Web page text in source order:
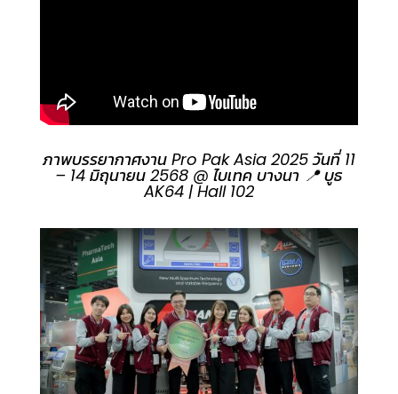
ภาพบรรยากาศงาน Pro Pak Asia 2025 วันที่ 11
– 14 มิถุนายน 2568 @ ไบเทค บางนา 📍 บูธ
AK64 | Hall 102